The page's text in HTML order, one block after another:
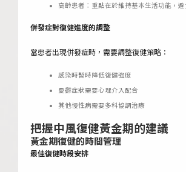
高齡患者：重點在於維持基本生活功能，
併發症對復健進度的調整
當患者出現併發症時，需要調整復健策略：
感染時暫時降低復健強度
憂鬱症狀需要心理介入配合
其他慢性病需要多科協調治療
把握中風復健黃金期的建議
黃金期復健的時間管理
最佳復健時段安排